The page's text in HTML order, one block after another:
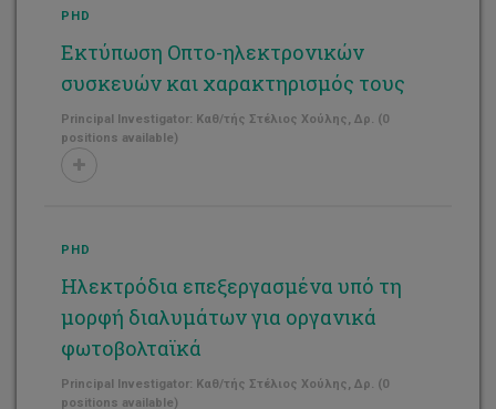
PHD
Εκτύπωση Οπτο-ηλεκτρονικών
συσκευών και χαρακτηρισμός τους
Principal Investigator: Καθ/τής Στέλιος Χούλης, Δρ. (0
positions available)
PHD
Ηλεκτρόδια επεξεργασμένα υπό τη
μορφή διαλυμάτων για οργανικά
φωτοβολταϊκά
Principal Investigator: Καθ/τής Στέλιος Χούλης, Δρ. (0
positions available)